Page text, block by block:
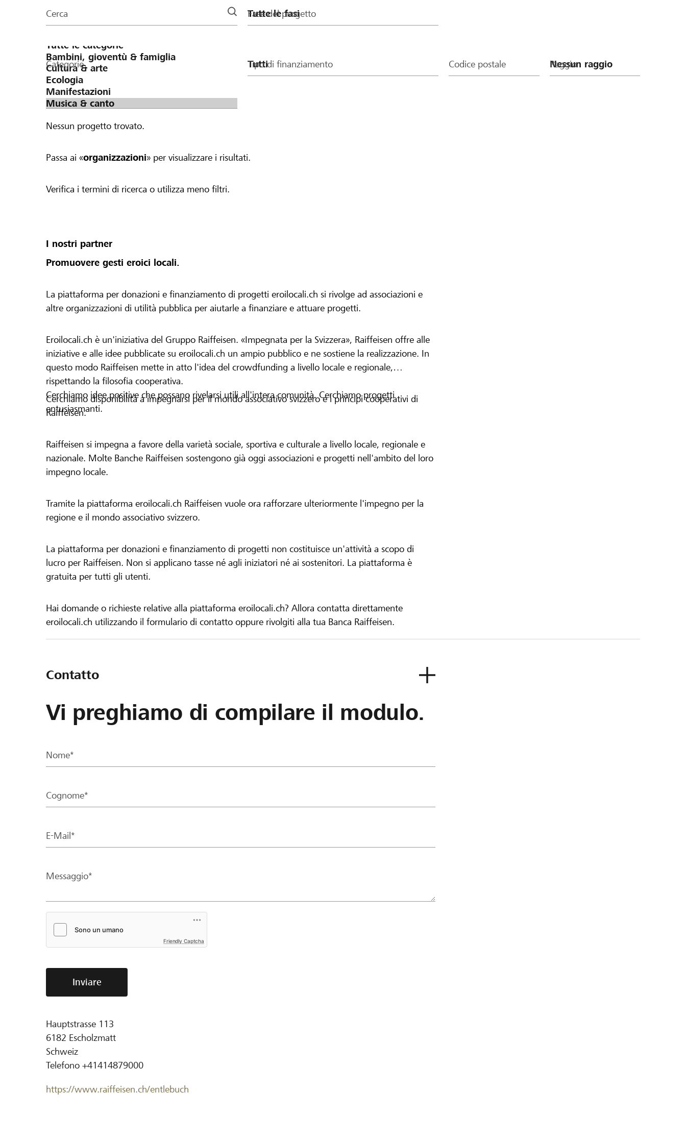
della
Cerca Fase del progetto
Categorie Tipo di finanziamento Codice postale Raggio
Nessun progetto trovato.
Passa ai «organizzazioni» per visualizzare i risultati.
Verifica i termini di ricerca o utilizza meno filtri.
I nostri partner
Promuovere gesti eroici locali.
La piattaforma per donazioni e finanziamento di progetti eroilocali.ch si rivolge ad associazioni e
altre organizzazioni di utilità pubblica per aiutarle a finanziare e attuare progetti.
Eroilocali.ch è un'iniziativa del Gruppo Raiffeisen. «Impegnata per la Svizzera», Raiffeisen offre alle
iniziative e alle idee pubblicate su eroilocali.ch un ampio pubblico e ne sostiene la realizzazione. In
questo modo Raiffeisen mette in atto l'idea del crowdfunding a livello locale e regionale,
rispettando la filosofia cooperativa.
Cerchiamo idee positive che possano rivelarsi utili all'intera comunità. Cerchiamo progetti
entusiasmanti.
Cerchiamo disponibilità a impegnarsi per il mondo associativo svizzero e i principi cooperativi di
Raiffeisen.
Raiffeisen si impegna a favore della varietà sociale, sportiva e culturale a livello locale, regionale e
nazionale. Molte Banche Raiffeisen sostengono già oggi associazioni e progetti nell'ambito del loro
impegno locale.
Tramite la piattaforma eroilocali.ch Raiffeisen vuole ora rafforzare ulteriormente l'impegno per la
regione e il mondo associativo svizzero.
La piattaforma per donazioni e finanziamento di progetti non costituisce un'attività a scopo di
lucro per Raiffeisen. Non si applicano tasse né agli iniziatori né ai sostenitori. La piattaforma è
gratuita per tutti gli utenti.
Hai domande o richieste relative alla piattaforma eroilocali.ch? Allora contatta direttamente
eroilocali.ch utilizzando il formulario di contatto oppure rivolgiti alla tua Banca Raiffeisen.
Contatto
Vi preghiamo di compilare il modulo.
Nome*
Cognome*
E-Mail*
Messaggio*
Friendly Captcha
Inviare
Hauptstrasse 113
6182 Escholzmatt
Schweiz
Telefono +41414879000
https://www.raiffeisen.ch/entlebuch